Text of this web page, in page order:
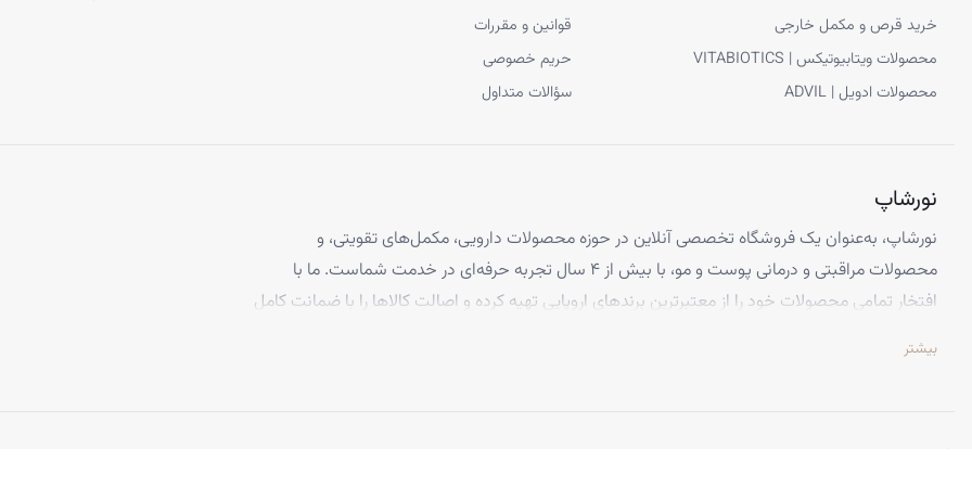
خرید قرص و مکمل خارجی
محصولات ویتابیوتیکس | VITABIOTICS
محصولات ادویل | ADVIL
قوانین و مقررات
حریم خصوصی
سؤالات متداول
نورشاپ
نورشاپ، به‌عنوان یک فروشگاه تخصصی آنلاین در حوزه محصولات دارویی، مکمل‌های تقویتی، و
محصولات مراقبتی و درمانی پوست و مو، با بیش از ۴ سال تجربه حرفه‌ای در خدمت شماست. ما با
افتخار تمامی محصولات خود را از معتبرترین برندهای اروپایی تهیه کرده و اصالت کالاها را با ضمانت کامل
تخصص ما ارائه محصولاتی است که از کیفیت و استانداردهای برتر جهانی برخوردارند، تا بتوانید با
بیشتر